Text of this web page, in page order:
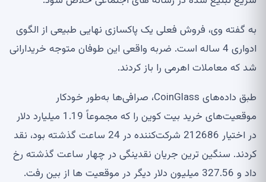
به گفته وی، فروش فعلی یک پاکسازی نهایی طبیعی از الگوی
ادواری 4 ساله است. ضربه واقعی این طوفان متوجه خریدارانی
شد که معاملات اهرمی را باز کردند.
طبق داده‌های CoinGlass، صرافی‌ها به‌طور خودکار
موقعیت‌های خرید بیت کوین را که مجموعاً 1.19 میلیارد دلار
در اختیار 212686 شرکت‌کننده در 24 ساعت گذشته بود، نقد
کردند. سنگین ترین جریان نقدینگی در چهار ساعت گذشته رخ
داد و 327.56 میلیون دلار دیگر در موقعیت ها از بین رفت.